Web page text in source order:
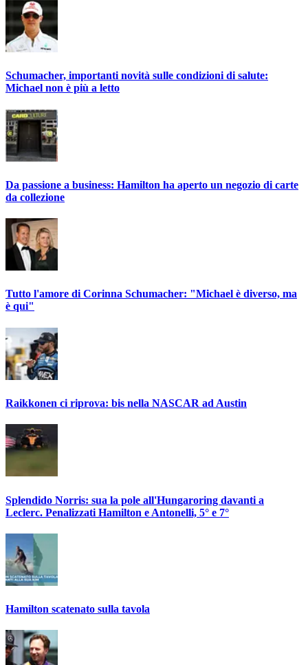
Schumacher, importanti novità sulle condizioni di salute:
Michael non è più a letto
Da passione a business: Hamilton ha aperto un negozio di carte
da collezione
Tutto l'amore di Corinna Schumacher: "Michael è diverso, ma
è qui"
Raikkonen ci riprova: bis nella NASCAR ad Austin
Splendido Norris: sua la pole all'Hungaroring davanti a
Leclerc. Penalizzati Hamilton e Antonelli, 5° e 7°
Hamilton scatenato sulla tavola